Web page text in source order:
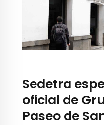
Sedetra
oficial de
Paseo de